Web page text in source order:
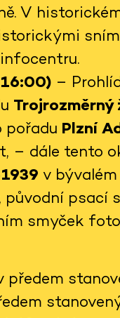
V
–
pořadu Plzní
– dále tento
v
psací
smyček
předem